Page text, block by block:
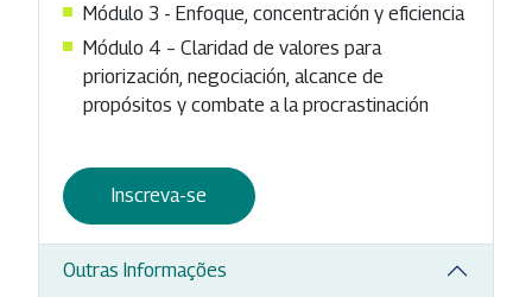
Módulo 3 - Enfoque, concentración y eficiencia
Módulo 4 – Claridad de valores para
priorización, negociación, alcance de
propósitos y combate a la procrastinación
Inscreva-se
Outras Informações